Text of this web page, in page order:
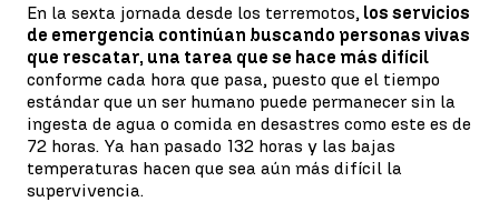
En la sexta jornada desde los terremotos, los servicios
de emergencia continúan buscando personas vivas
que rescatar, una tarea que se hace más difícil
conforme cada hora que pasa, puesto que el tiempo
estándar que un ser humano puede permanecer sin la
ingesta de agua o comida en desastres como este es de
72 horas. Ya han pasado 132 horas y las bajas
temperaturas hacen que sea aún más difícil la
supervivencia.